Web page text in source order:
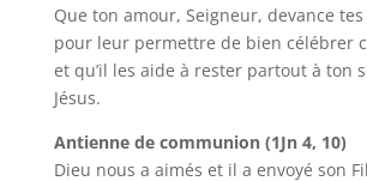
Que ton amour, Seigneur, devance
pour leur permettre de bien célébrer
et qu’il les aide à rester partout à ton
Jésus.
Antienne de communion (1Jn 4, 10)
Dieu nous a aimés et il a envoyé son